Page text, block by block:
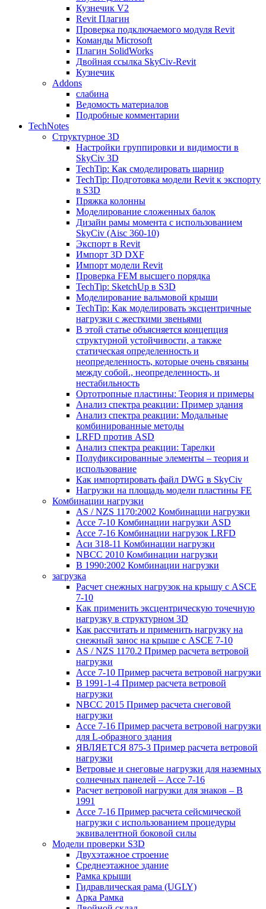
Кузнечик V2
Revit Плагин
Проверка подключаемого модуля Revit
Команды Microsoft
Плагин SolidWorks
Двойная ссылка SkyCiv-Revit
Кузнечик
Addons
слабина
Ведомость материалов
Подробные комментарии
TechNotes
Структурное 3D
Настройки группировки и видимости в
SkyCiv 3D
TechTip: Как смоделировать шарнир
TechTip: Подготовка модели Revit к экспорту
в S3D
Пряжка колонны
Моделирование сложенных балок
Дизайн рамы момента с использованием
SkyCiv (Aisc 360-10)
Экспорт в Revit
Импорт 3D DXF
Импорт модели Revit
Проверка FEM высшего порядка
TechTip: SketchUp в S3D
Моделирование вальмовой крыши
TechTip: Как моделировать эксцентричные
нагрузки с жесткими звеньями
В этой статье объясняется концепция
структурной устойчивости, а также
статическая определенность и
неопределенность, которые очень связаны
между собой., неопределенность, и
нестабильность
Ортотропные пластины: Теория и примеры
Анализ спектра реакции: Пример здания
Анализ спектра реакции: Модальные
комбинированные методы
LRFD против ASD
Анализ спектра реакции: Тарелки
Полуфиксированные элементы – теория и
использование
Как импортировать файл DWG в SkyCiv
Нагрузки на площадь модели пластины FE
Комбинации нагрузки
AS / NZS 1170:2002 Комбинации нагрузки
Ассе 7-10 Комбинации нагрузки ASD
Ассе 7-16 Комбинации нагрузок LRFD
Аси 318-11 Комбинации нагрузки
NBCC 2010 Комбинации нагрузки
В 1990:2002 Комбинации нагрузки
загрузка
Расчет снежных нагрузок на крышу с ASCE
7-10
Как применить эксцентрическую точечную
нагрузку в структурном 3D
Как рассчитать и применить нагрузку на
снежный занос на крыше с ASCE 7-10
AS / NZS 1170.2 Пример расчета ветровой
нагрузки
Ассе 7-10 Пример расчета ветровой нагрузки
В 1991-1-4 Пример расчета ветровой
нагрузки
NBCC 2015 Пример расчета снеговой
нагрузки
Ассе 7-16 Пример расчета ветровой нагрузки
для L-образного здания
ЯВЛЯЕТСЯ 875-3 Пример расчета ветровой
нагрузки
Ветровые и снеговые нагрузки для наземных
солнечных панелей – Ассе 7-16
Расчет ветровой нагрузки для знаков – В
1991
Ассе 7-16 Пример расчета сейсмической
нагрузки с использованием процедуры
эквивалентной боковой силы
Модели проверки S3D
Двухэтажное строение
Среднеэтажное здание
Рамка крыши
Гидравлическая рама (UGLY)
Арка Рамка